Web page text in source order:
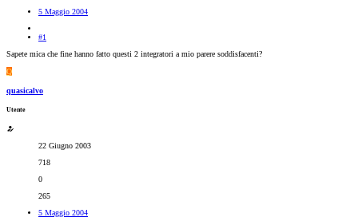
5 Maggio 2004
#1
Sapete mica che fine hanno fatto questi 2 integratori a mio parere soddisfacenti?
Q
quasicalvo
Utente
22 Giugno 2003
718
0
265
5 Maggio 2004